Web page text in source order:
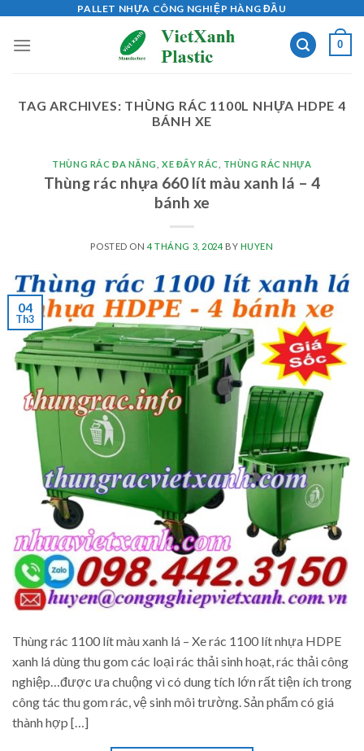
content
PALLET NHỰA CÔNG NGHIỆP HÀNG ĐẦU
0
TAG ARCHIVES: THÙNG RÁC 1100L NHỰA HDPE 4
BÁNH XE
THÙNG RÁC ĐA NĂNG ,XE ĐẨY RÁC THÙNG RÁC NHỰA
Thùng rác nhựa 660 lít màu xanh lá – 4
bánh xe
POSTED ON4 THÁNG 3, 2024BY HUYEN
04
Th3
Thùng rác 1100 lít màu xanh lá – Xe rác 1100 lít nhựa HDPE
xanh lá dùng thu gom các loại rác thải sinh hoạt, rác thải công
nghiệp…được ưa chuộng vì có dung tích lớn rất tiện ích trong
công tác thu gom rác, vệ sinh môi trường. Sản phẩm có giá
thành hợp […]